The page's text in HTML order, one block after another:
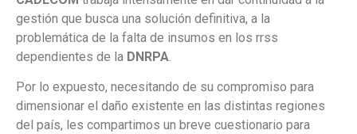
gestión que busca una solución definitiva, a la
problemática de la falta de insumos en los rrss
dependientes de la DNRPA.
Por lo expuesto, necesitando de su compromiso para
dimensionar el daño existente en las distintas regiones
del país, les compartimos un breve cuestionario para